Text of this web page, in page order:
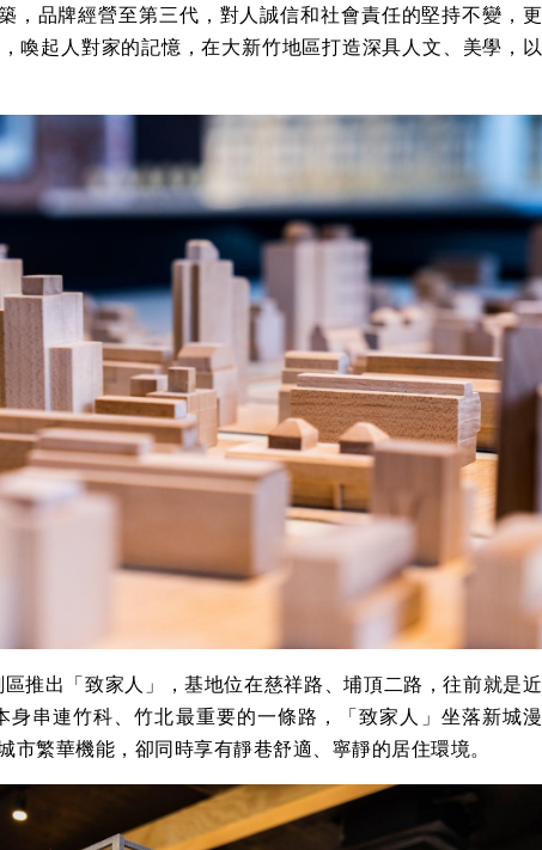
品牌經營至第三代，對人誠信和社會責任的堅持不變，更
喚起人對家的記憶，在大新竹地區打造深具人文、美學，以
推出「致家人」，基地位在慈祥路、埔頂二路，往前就是近
串連竹科、竹北最重要的一條路，「致家人」坐落新城漫
市繁華機能，卻同時享有靜巷舒適、寧靜的居住環境。